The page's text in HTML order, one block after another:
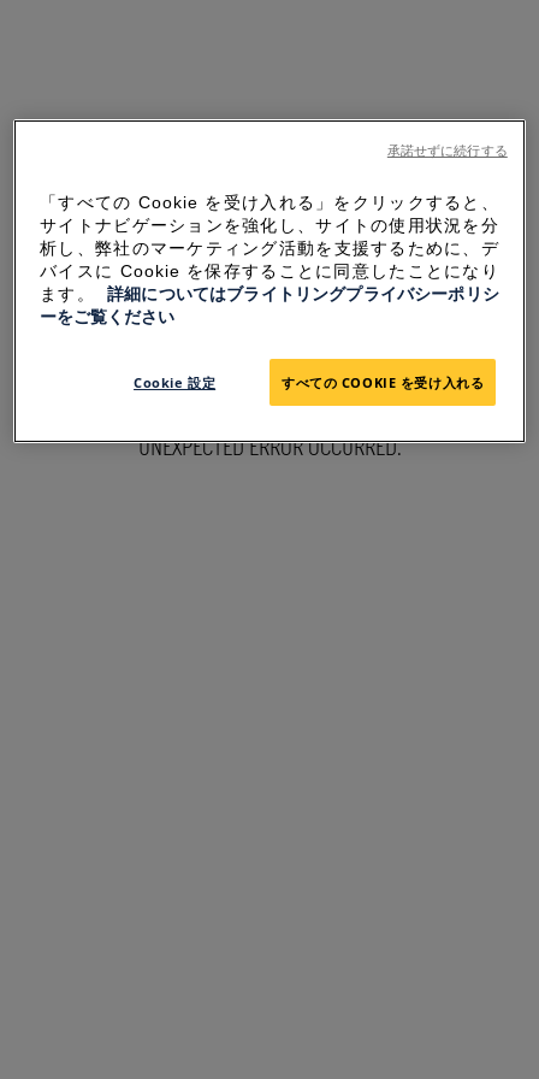
SORRY FOR THE
INCONVENIENCE
UNEXPECTED ERROR OCCURRED.
「すべての Cookie を受け入れる」をクリックすると、
サイトナビゲーションを強化し、サイトの使用状況を分
析し、弊社のマーケティング活動を支援するために、デ
バイスに Cookie を保存することに同意したことになり
ます。
詳細についてはブライトリングプライバシーポリシ
ーをご覧ください
Cookie 設定 すべての COOKIE を受け入れる
承諾せずに続行する